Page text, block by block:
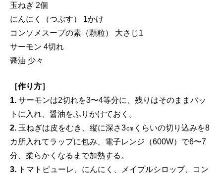
玉ねぎ 2個
にんにく（つぶす） 1かけ
コンソメスープの素（顆粒） 大さじ1
サーモン 4切れ
醤油 少々
［作り方］
1. サーモンは2切れを3〜4等分に、残りはそのままバッ
トに入れ、醤油をふりかけておく。
2. 玉ねぎは皮をむき、縦に深さ3㎝くらいの切り込みを8
カ所入れてラップに包み、電子レンジ（600W）で6〜7
分、柔らかくなるまで加熱する。
3. トマトピューレ、にんにく、メイプルシロップ、コン